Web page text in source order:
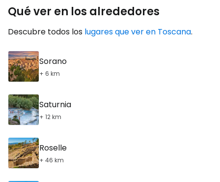
Qué ver en los alrededores
Descubre todos los lugares que ver en Toscana.
Sorano
+ 6 km
Saturnia
+ 12 km
Roselle
+ 46 km